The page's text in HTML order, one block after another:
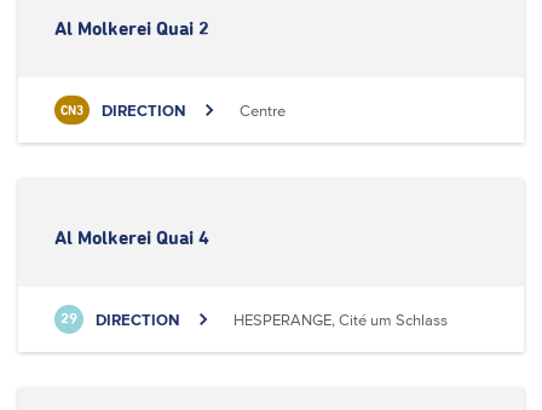
Al Molkerei Quai 2
CN3 DIRECTION Centre
Al Molkerei Quai 4
29 DIRECTION HESPERANGE, Cité um Schlass